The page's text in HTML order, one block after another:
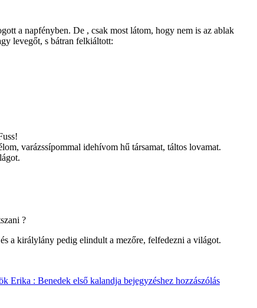
a napfényben. De , csak most látom, hogy nem is az ablak
levegőt, s bátran felkiáltott:
varázssípommal idehívom hű társamat, táltos lovamat.
?
a királylány pedig elindult a mezőre, felfedezni a világot.
Erika : Benedek első kalandja bejegyzéshez hozzászólás